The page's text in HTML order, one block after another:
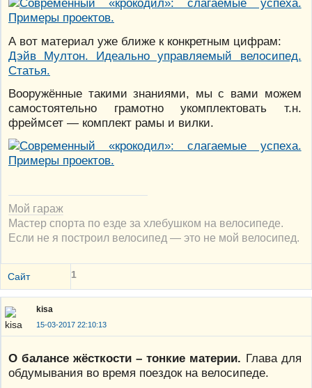
А вот материал уже ближе к конкретным цифрам:
Дэйв Мултон. Идеально управляемый велосипед.
Статья.
Вооружённые такими знаниями, мы с вами можем
самостоятельно грамотно укомплектовать т.н.
фреймсет — комплект рамы и вилки.
Мой гараж
Мастер спорта по езде за хлебушком на велосипеде.
Если не я построил велосипед — это не мой велосипед.
Сайт 1
kisa
15-03-2017 22:10:13
О балансе жёсткости – тонкие материи. Глава для
обдумывания во время поездок на велосипеде.